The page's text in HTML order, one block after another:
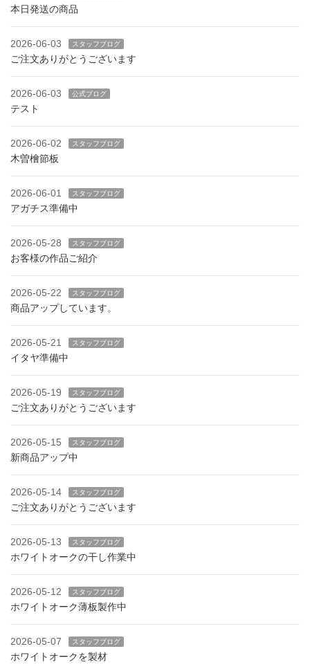
本日発送の商品
2026-06-03 スタッフブログ
ご注文ありがとうございます
2026-06-03 公式ブログ
テスト
2026-06-02 スタッフブログ
木曽檜節板
2026-06-01 スタッフブログ
アガチス準備中
2026-05-28 スタッフブログ
お客様の作品ご紹介
2026-05-22 スタッフブログ
商品アップしています。
2026-05-21 スタッフブログ
イタヤ準備中
2026-05-19 スタッフブログ
ご注文ありがとうございます
2026-05-15 スタッフブログ
新商品アップ中
2026-05-14 スタッフブログ
ご注文ありがとうございます
2026-05-13 スタッフブログ
ホワイトオークの干し作業中
2026-05-12 スタッフブログ
ホワイトオーク薄板製作中
2026-05-07 スタッフブログ
ホワイトオークを製材